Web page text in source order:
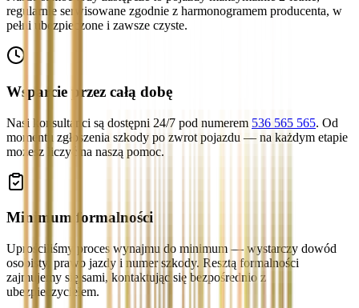
regularnie serwisowane zgodnie z harmonogramem producenta, w
pełni ubezpieczone i zawsze czyste.
Wsparcie przez całą dobę
Nasi konsultanci są dostępni 24/7 pod numerem 536 565 565. Od
momentu zgłoszenia szkody po zwrot pojazdu — na każdym etapie
możesz liczyć na naszą pomoc.
Minimum formalności
Uprościliśmy proces wynajmu do minimum — wystarczy dowód
osobisty, prawo jazdy i numer szkody. Resztą formalności
zajmujemy się sami, kontaktując się bezpośrednio z
ubezpieczycielem.